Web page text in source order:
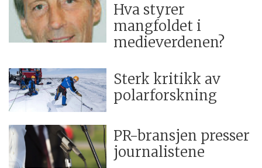
Hva styrer
mangfoldet i
medieverdenen?
Sterk kritikk av
polarforskning
PR-bransjen presser
journalistene